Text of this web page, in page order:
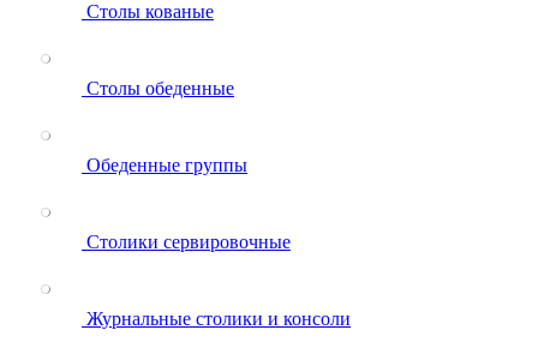
Столы кованые
Столы обеденные
Обеденные группы
Столики сервировочные
Журнальные столики и консоли